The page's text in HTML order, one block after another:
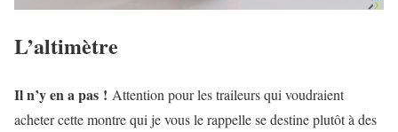
L’altimètre
Il n’y en a pas ! Attention pour les traileurs qui voudraient
acheter cette montre qui je vous le rappelle se destine plutôt à des